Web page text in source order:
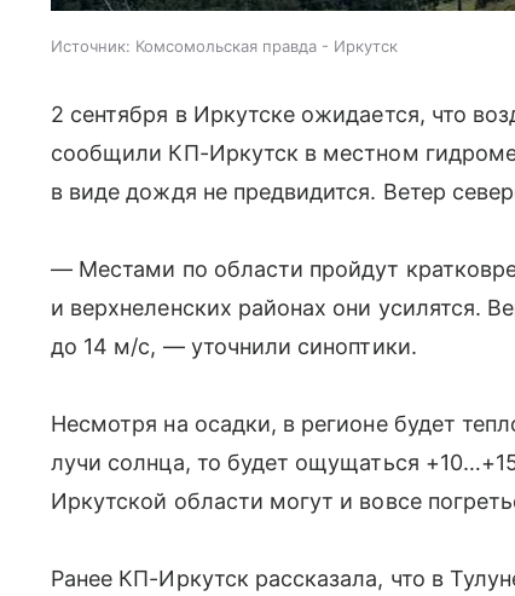
Источник: Комсомольская правда - Иркутск
2 сентября в Иркутске ожидается, что
сообщили КП-Иркутск в местном
в виде дождя не предвидится. Ветер
— Местами по области пройдут
и верхнеленских районах они усилятся.
до 14 м/с, — уточнили синоптики.
Несмотря на осадки, в регионе будет
лучи солнца, то будет ощущаться
Иркутской области могут и вовсе
Ранее КП-Иркутск рассказала, что в